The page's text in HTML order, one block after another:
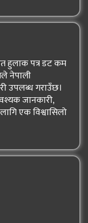
हुलाक पत्र डट कम
नेपाली
उपलब्ध गराउँछ।
जानकारी,
एक विश्वासिलो